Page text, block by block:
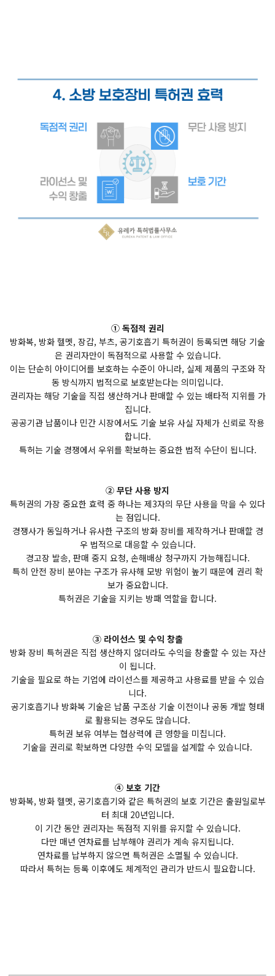
① 독점적 권리
방화복, 방화 헬멧, 장갑, 부츠, 공기호흡기 특허권이 등록되면 해당 기술
은 권리자만이 독점적으로 사용할 수 있습니다.
이는 단순히 아이디어를 보호하는 수준이 아니라, 실제 제품의 구조와 작
동 방식까지 법적으로 보호받는다는 의미입니다.
권리자는 해당 기술을 직접 생산하거나 판매할 수 있는 배타적 지위를 가
집니다.
공공기관 납품이나 민간 시장에서도 기술 보유 사실 자체가 신뢰로 작용
합니다.
특허는 기술 경쟁에서 우위를 확보하는 중요한 법적 수단이 됩니다.
② 무단 사용 방지
특허권의 가장 중요한 효력 중 하나는 제3자의 무단 사용을 막을 수 있다
는 점입니다.
경쟁사가 동일하거나 유사한 구조의 방화 장비를 제작하거나 판매할 경
우 법적으로 대응할 수 있습니다.
경고장 발송, 판매 중지 요청, 손해배상 청구까지 가능해집니다.
특히 안전 장비 분야는 구조가 유사해 모방 위험이 높기 때문에 권리 확
보가 중요합니다.
특허권은 기술을 지키는 방패 역할을 합니다.
③ 라이선스 및 수익 창출
방화 장비 특허권은 직접 생산하지 않더라도 수익을 창출할 수 있는 자산
이 됩니다.
기술을 필요로 하는 기업에 라이선스를 제공하고 사용료를 받을 수 있습
니다.
공기호흡기나 방화복 기술은 납품 구조상 기술 이전이나 공동 개발 형태
로 활용되는 경우도 많습니다.
특허권 보유 여부는 협상력에 큰 영향을 미칩니다.
기술을 권리로 확보하면 다양한 수익 모델을 설계할 수 있습니다.
④ 보호 기간
방화복, 방화 헬멧, 공기호흡기와 같은 특허권의 보호 기간은 출원일로부
터 최대 20년입니다.
이 기간 동안 권리자는 독점적 지위를 유지할 수 있습니다.
다만 매년 연차료를 납부해야 권리가 계속 유지됩니다.
연차료를 납부하지 않으면 특허권은 소멸될 수 있습니다.
따라서 특허는 등록 이후에도 체계적인 관리가 반드시 필요합니다.